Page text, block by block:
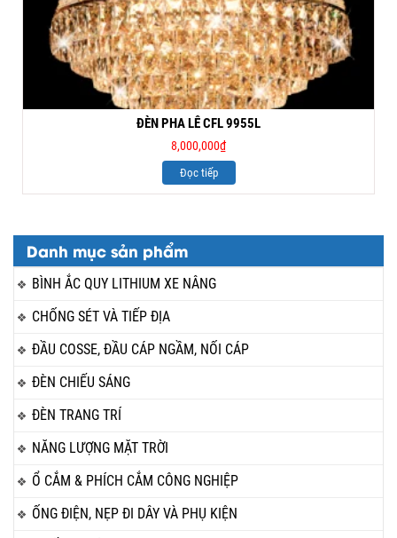
Danh mục sản phẩm
BÌNH ẮC QUY LITHIUM XE NÂNG
CHỐNG SÉT VÀ TIẾP ĐỊA
ĐẦU COSSE, ĐẦU CÁP NGẦM, NỐI CÁP
ĐÈN CHIẾU SÁNG
ĐÈN TRANG TRÍ
NĂNG LƯỢNG MẶT TRỜI
Ổ CẮM & PHÍCH CẮM CÔNG NGHIỆP
ỐNG ĐIỆN, NẸP ĐI DÂY VÀ PHỤ KIỆN
ĐÈN PHA LÊ CFL 9955L
8,000,000₫
Đọc tiếp